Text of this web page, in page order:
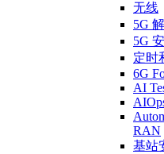
无线
5G
5G
定时
6G
AI
RAN
基站